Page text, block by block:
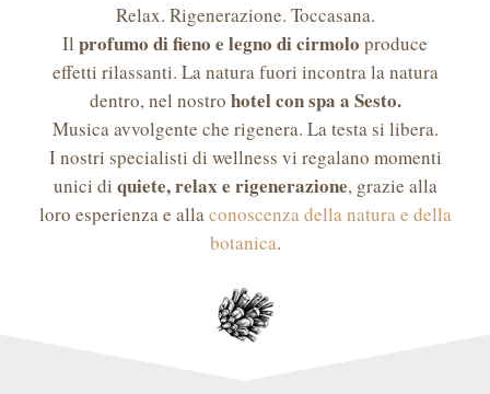
Relax. Rigenerazione. Toccasana.
Il profumo di fieno e legno di cirmolo produce
effetti rilassanti. La natura fuori incontra la natura
dentro, nel nostro hotel con spa a Sesto.
Musica avvolgente che rigenera. La testa si libera.
I nostri specialisti di wellness vi regalano momenti
unici di quiete, relax e rigenerazione, grazie alla
loro esperienza e alla conoscenza della natura e della
botanica.